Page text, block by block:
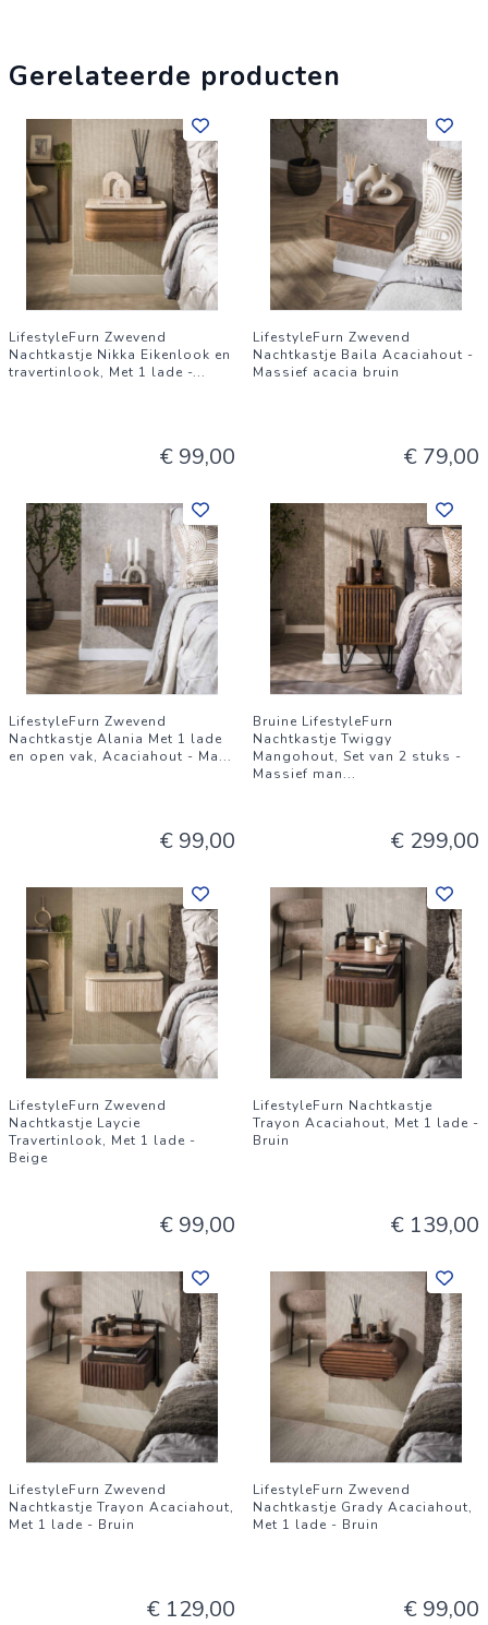
Gerelateerde producten
LifestyleFurn Zwevend
Nachtkastje Nikka Eikenlook en
travertinlook, Met 1 lade -...
€ 99,00
LifestyleFurn Zwevend
Nachtkastje Baila Acaciahout -
Massief acacia bruin
€ 79,00
LifestyleFurn Zwevend
Nachtkastje Alania Met 1 lade
en open vak, Acaciahout - Ma...
€ 99,00
Bruine LifestyleFurn
Nachtkastje Twiggy
Mangohout, Set van 2 stuks -
Massief man...
€ 299,00
LifestyleFurn Zwevend
Nachtkastje Laycie
Travertinlook, Met 1 lade -
Beige
€ 99,00
LifestyleFurn Nachtkastje
Trayon Acaciahout, Met 1 lade -
Bruin
€ 139,00
LifestyleFurn Zwevend
Nachtkastje Trayon Acaciahout,
Met 1 lade - Bruin
€ 129,00
LifestyleFurn Zwevend
Nachtkastje Grady Acaciahout,
Met 1 lade - Bruin
€ 99,00